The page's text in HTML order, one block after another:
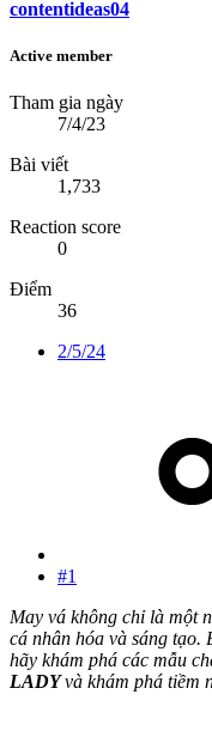
contentideas04
Active member
Tham gia ngày
7/4/23
Bài viết
1,733
Reaction score
0
Điểm
36
2/5/24
#1
May vá không chỉ là một
cá nhân hóa và sáng tạo.
hãy khám phá các mẫu
LADYvà khám phá tiềm